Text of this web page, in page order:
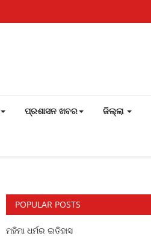
ପ୍ରଶାସନ ଖବର ଜିଲ୍ଲା
POPULAR POSTS
ମହିମା ଧର୍ମର ଇତିହାସ